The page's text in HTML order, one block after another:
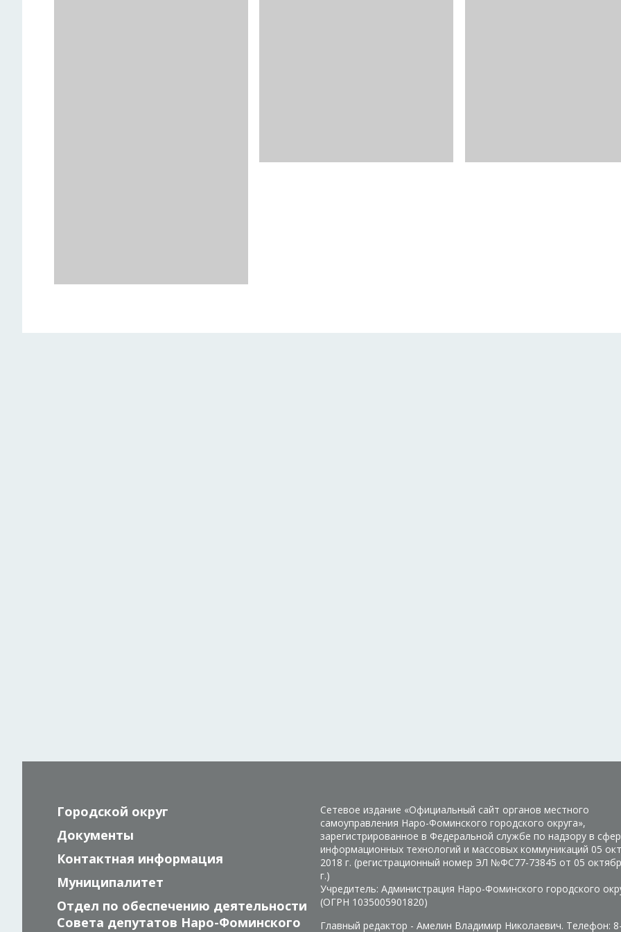
Городской округ
Документы
Контактная информация
Муниципалитет
Отдел по обеспечению деятельности
Совета депутатов Наро-Фоминского
Сетевое издание «Официальный сайт органов местного
самоуправления Наро-Фоминского городского округа»,
зарегистрированное в Федеральной службе по надзору в
информационных технологий и массовых коммуникаций 05
2018 г. (регистрационный номер ЭЛ №ФС77-73845 от 05
г.)
Учредитель: Администрация Наро-Фоминского городского
(ОГРН 1035005901820)
Главный редактор - Амелин Владимир Николаевич. Телефон: